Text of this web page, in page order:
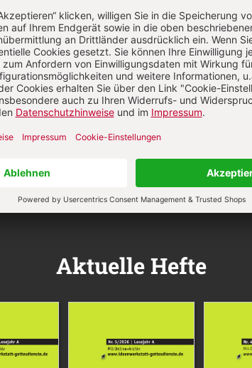
Aktuelle Hefte